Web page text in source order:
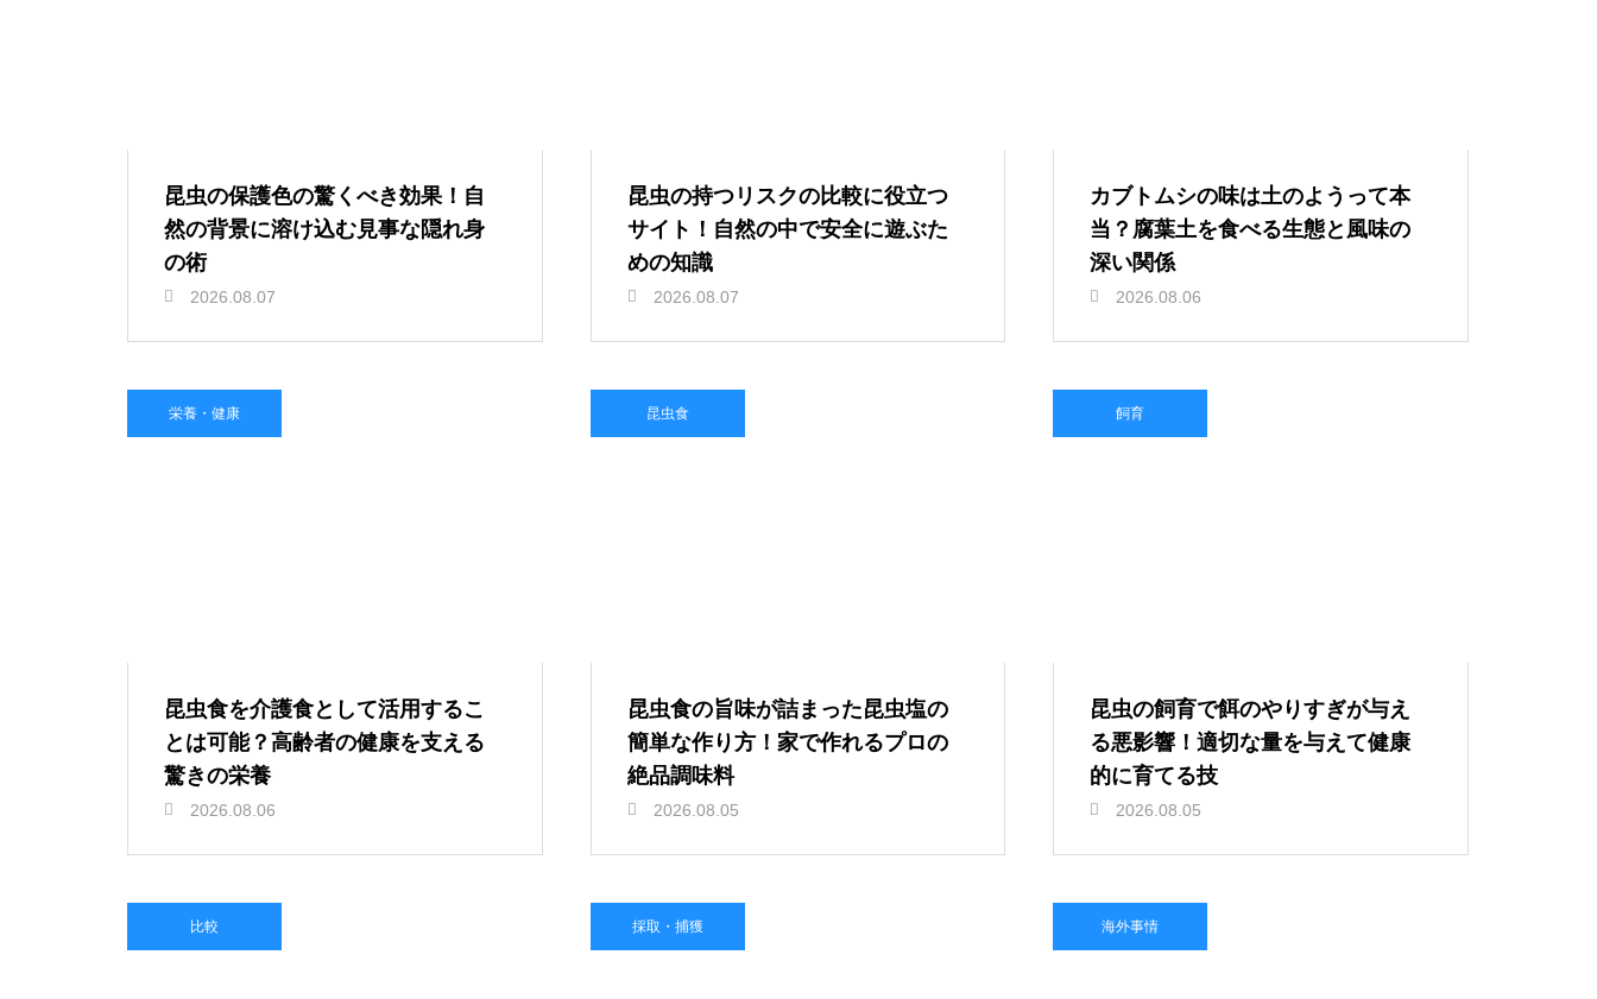
昆虫の保護色の驚くべき効果！自
然の背景に溶け込む見事な隠れ身
の術
2026.08.07
昆虫の持つリスクの比較に役立つ
サイト！自然の中で安全に遊ぶた
めの知識
2026.08.07
カブトムシの味は土のようって本
当？腐葉土を食べる生態と風味の
深い関係
2026.08.06
栄養・健康
昆虫食を介護食として活用するこ
とは可能？高齢者の健康を支える
驚きの栄養
2026.08.06
昆虫食
昆虫食の旨味が詰まった昆虫塩の
簡単な作り方！家で作れるプロの
絶品調味料
2026.08.05
飼育
昆虫の飼育で餌のやりすぎが与え
る悪影響！適切な量を与えて健康
的に育てる技
2026.08.05
比較 採取・捕獲 海外事情